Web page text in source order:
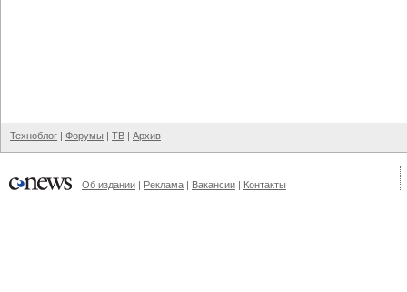
Техноблог | Форумы | ТВ | Архив
Об издании | Реклама | Вакансии | Контакты